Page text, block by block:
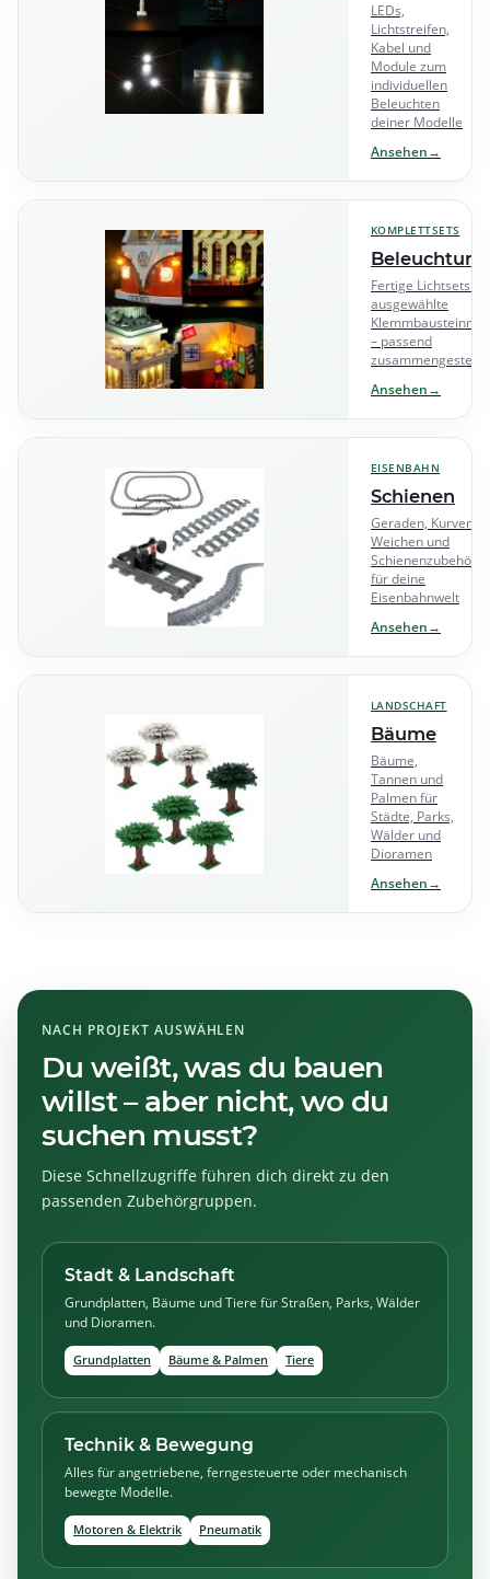
LEDs,
Lichtstreifen,
Kabel und
Module zum
individuellen
Beleuchten
deiner Modelle
Ansehen →
KOMPLETTSETS
Fertige Lichtsets für
ausgewählte
– passend
zusammengestellt
Ansehen →
EISENBAHN
Schienen
Geraden, Kurven,
Weichen und
Schienenzubehör
für deine
Eisenbahnwelt
Ansehen →
LANDSCHAFT
Bäume
Bäume,
Tannen und
Palmen für
Städte, Parks,
Wälder und
Dioramen
Ansehen →
NACH PROJEKT AUSWÄHLEN
Du weißt, was du bauen
willst – aber nicht, wo du
suchen musst?
Diese Schnellzugriffe führen dich direkt zu den
passenden Zubehörgruppen.
Stadt & Landschaft
Grundplatten, Bäume und Tiere für Straßen, Parks, Wälder
und Dioramen.
Grundplatten Bäume & Palmen Tiere
Technik & Bewegung
Alles für angetriebene, ferngesteuerte oder mechanisch
bewegte Modelle.
Motoren & Elektrik Pneumatik